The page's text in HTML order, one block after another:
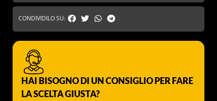
CONDIVIDILO SU:
HAI BISOGNO DI UN CONSIGLIO PER FARE
LA SCELTA GIUSTA?